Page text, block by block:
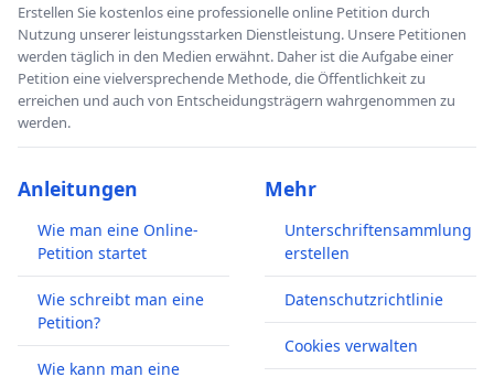
Erstellen Sie kostenlos eine professionelle online Petition durch
Nutzung unserer leistungsstarken Dienstleistung. Unsere Petitionen
werden täglich in den Medien erwähnt. Daher ist die Aufgabe einer
Petition eine vielversprechende Methode, die Öffentlichkeit zu
erreichen und auch von Entscheidungsträgern wahrgenommen zu
werden.
Anleitungen
Wie man eine Online-
Petition startet
Wie schreibt man eine
Petition?
Wie kann man eine
Mehr
Unterschriftensammlung
erstellen
Datenschutzrichtlinie
Cookies verwalten